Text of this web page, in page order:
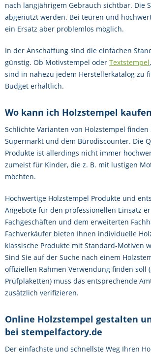
nach langjährigem Gebrauch sichtbar. Die
abgenutzt werden. Bei teuren und
ein Ersatz aber problemlos möglich.
In der Anschaffung sind die einfachen
günstig. Ob Motivstempel oder Textstempel
sind in nahezu jedem Herstellerkatalog zu
Budget erhältlich.
Wo kann ich Holzstempel
Schlichte Varianten von Holzstempel finden
Supermarkt und dem Bürodiscounter. Die
Produkte ist allerdings nicht immer
zumeist für Kinder, die z. B. mit lustigen
möchten.
Hochwertige Holzstempel Produkte und
Angebote für den professionellen Einsatz
Fachgeschäften und dem erweiterten
Fachverkäufer bieten Ihnen individuelle
klassische Produkte mit Standard-Motiven
Sind Sie auf der Suche nach einem
offiziellen Rahmen Verwendung finden soll
Prüfplaketten) muss das entsprechende
zusätzlich verifizieren.
Online Holzstempel gestalten
bei stempelfactory.de
Der einfachste und schnellste Weg Ihren